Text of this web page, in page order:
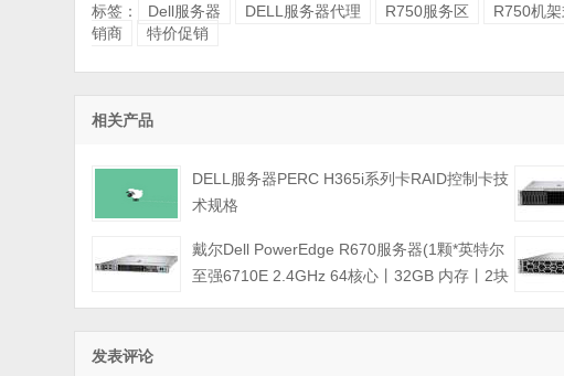
标签： Dell服务器 DELL服务器代理 R750服务区 R750机
销商
特价促销
相关产品
DELL服务器PERC H365i系列卡RAID控制卡技
术规格
800W
戴尔Dell PowerEdge R670服务器(1颗*英特尔
至强6710E 2.4GHz 64核心丨32GB 内存丨2块
发表评论